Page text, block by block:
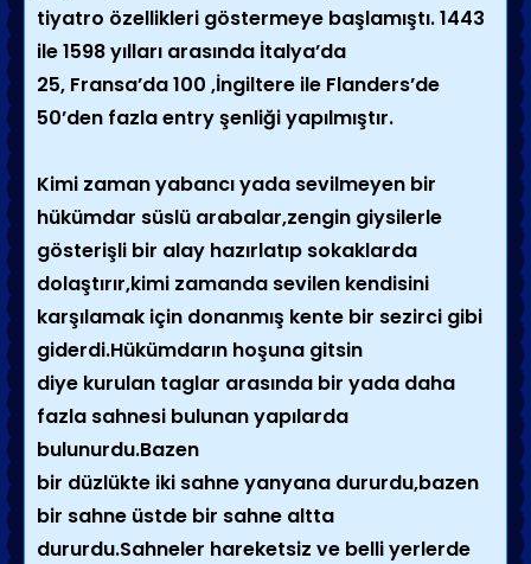
tiyatro özellikleri göstermeye başlamıştı. 1443
ile 1598 yılları arasında İtalya’da
25, Fransa’da 100 ,İngiltere ile Flanders’de
50’den fazla entry şenliği yapılmıştır.
Kimi zaman yabancı yada sevilmeyen bir
hükümdar süslü arabalar,zengin giysilerle
gösterişli bir alay hazırlatıp sokaklarda
dolaştırır,kimi zamanda sevilen kendisini
karşılamak için donanmış kente bir sezirci gibi
giderdi.Hükümdarın hoşuna gitsin
diye kurulan taglar arasında bir yada daha
fazla sahnesi bulunan yapılarda
bulunurdu.Bazen
bir düzlükte iki sahne yanyana dururdu,bazen
bir sahne üstde bir sahne altta
dururdu.Sahneler hareketsiz ve belli yerlerde